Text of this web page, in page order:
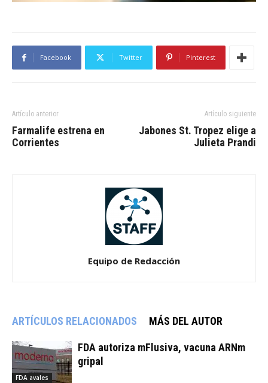
Facebook Twitter Pinterest
Artículo anterior
Farmalife estrena en
Corrientes
Artículo siguiente
Jabones St. Tropez elige a
Julieta Prandi
Equipo de Redacción
ARTÍCULOS RELACIONADOS MÁS DEL AUTOR
FDA avales
FDA autoriza mFlusiva, vacuna ARNm
gripal